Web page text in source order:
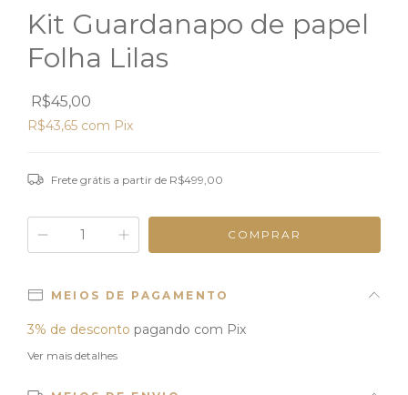
Kit Guardanapo de papel
Folha Lilas
R$45,00
R$43,65 com Pix
Frete grátis a partir de R$499,00
MEIOS DE PAGAMENTO
3% de desconto pagando com Pix
Ver mais detalhes